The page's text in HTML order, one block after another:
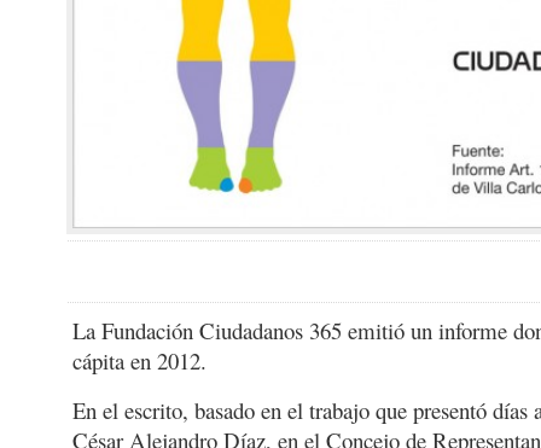
La Fundación Ciudadanos 365 emitió un informe
cápita en 2012.
En el escrito, basado en el trabajo que presentó
César Alejandro Díaz, en el Concejo de